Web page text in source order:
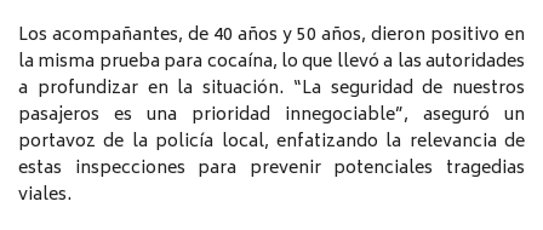
Los acompañantes, de 40 años y 50 años, dieron positivo en
la misma prueba para cocaína, lo que llevó a las autoridades
a profundizar en la situación. “La seguridad de nuestros
pasajeros es una prioridad innegociable”, aseguró un
portavoz de la policía local, enfatizando la relevancia de
estas inspecciones para prevenir potenciales tragedias
viales.